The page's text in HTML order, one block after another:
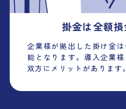
掛金は全額
企業様が拠出した掛け金
能となります。導入企業
双方にメリットがあります。